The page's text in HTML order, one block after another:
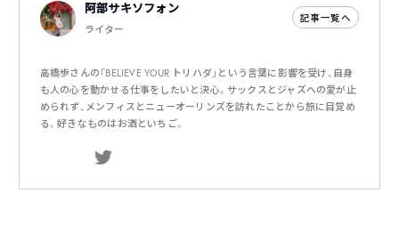
阿部サキソフォン
ライター
記事一覧へ
高橋歩さんの「BELIEVE YOUR トリハダ」という言葉に影響を受け、自身
も人の心を動かせる仕事をしたいと決心。サックスとジャズへの愛が止
められず、メンフィスとニューオーリンズを訪れたことから旅に目覚め
る。好きなものはお酒といちご。